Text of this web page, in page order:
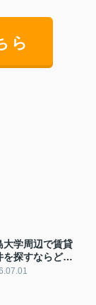
ら
大学周辺で賃貸
を探すならどこ
気エリア？選び